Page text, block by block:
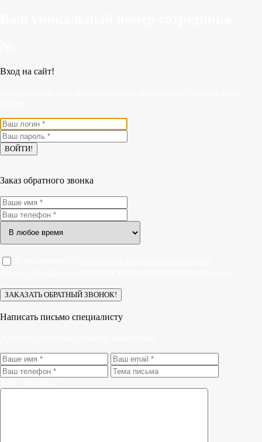
Вход на сайт!
Заказ обратного звонка
Написать письмо специалисту